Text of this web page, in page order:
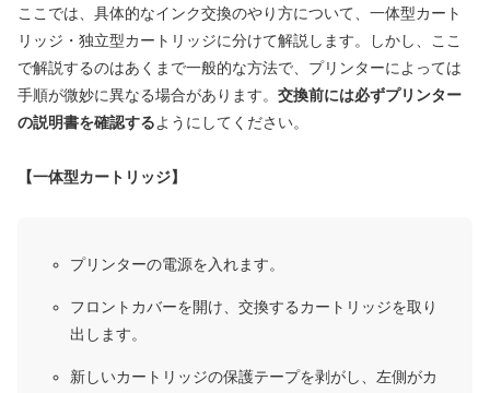
ここでは、具体的なインク交換のやり方について、一体型カート
リッジ・独立型カートリッジに分けて解説します。しかし、ここ
で解説するのはあくまで一般的な方法で、プリンターによっては
手順が微妙に異なる場合があります。 交換前には必ずプリンター
の説明書を確認する ようにしてください。
【一体型カートリッジ】
プリンターの電源を入れます。
フロントカバーを開け、交換するカートリッジを取り
出します。
新しいカートリッジの保護テープを剥がし、左側がカ